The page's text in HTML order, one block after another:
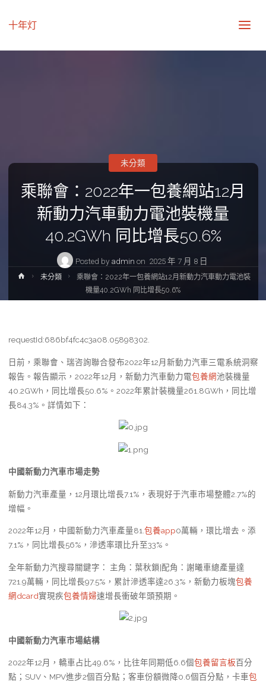
十年灯
乘聯會：2022年一包養網站12月
新動力汽車動力電池裝機量
40.2GWh 同比增長50.6%
Posted by admin on 2025 年 7 月 8 日
未分類
Home未分類
乘聯會：2022年一包養網站12月新動力汽車動力電池裝
機量40.2GWh 同比增長50.6%
requestId:686bf4fc4c3a08.05898302.
日前，乘聯會、瑞咨詢聯合發布2022年12月新動力汽車三電系統洞察
報告。報告顯示，2022年12月，新動力汽車動力電包養網池裝機量
40.2GWh，同比增長50.6%。2022年累計裝機量261.8GWh，同比增
長84.3%。詳情如下：
中國新動力汽車市場走勢
新動力汽車產量，12月環比增長7.1%，表現好于汽車市場整體2.7%的
增幅。
2022年12月，中國新動力汽車產量81. 包養app0萬輛，環比增去。添
7.1%，同比增長56%，滲透率環比升至33%。
全年新動力汽搜尋關鍵字： 主角：葉秋鎖|配角：謝曦車總產量達
721.9萬輛，同比增長97.5%，累計滲透率達26.3%，新動力板塊包養
網dcard實現疾包養情婦速增長衝破年頭預期。
中國新動力汽車市場結構
2022年12月，轎車占比49.6%，比往年同期低6.6個包養留言板百分
點；SUV、MPV進步2個百分點；客車份額微降0.6個百分點，卡車包